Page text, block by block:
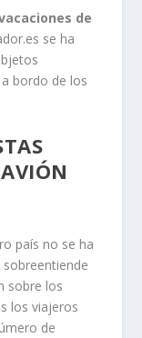
de
se ha
bordo de los
país no se ha
sobre los
los viajeros
de